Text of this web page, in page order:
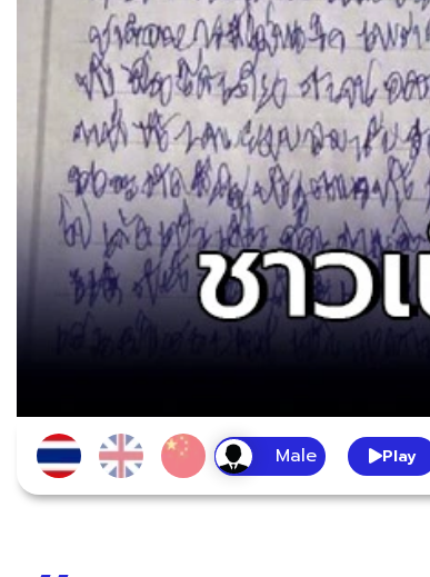
Play